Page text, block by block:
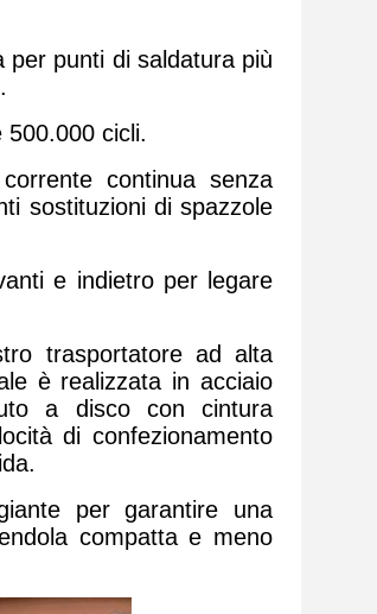
punti di saldatura più
cicli.
continua senza
sostituzioni di spazzole
e indietro per legare
trasportatore ad alta
è realizzata in acciaio
a disco con cintura
di confezionamento
per garantire una
compatta e meno